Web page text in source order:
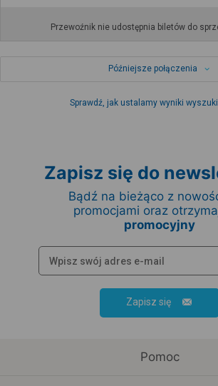
Przewoźnik nie udostępnia biletów do
Późniejsze połączenia
Sprawdź, jak ustalamy wyniki
Zapisz się do
Bądź na bieżąco z
promocjami oraz
promocyjny
Zapisz się
Pomoc